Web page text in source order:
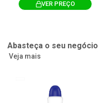
VER PREÇO
Abasteça o seu negócio
Veja mais